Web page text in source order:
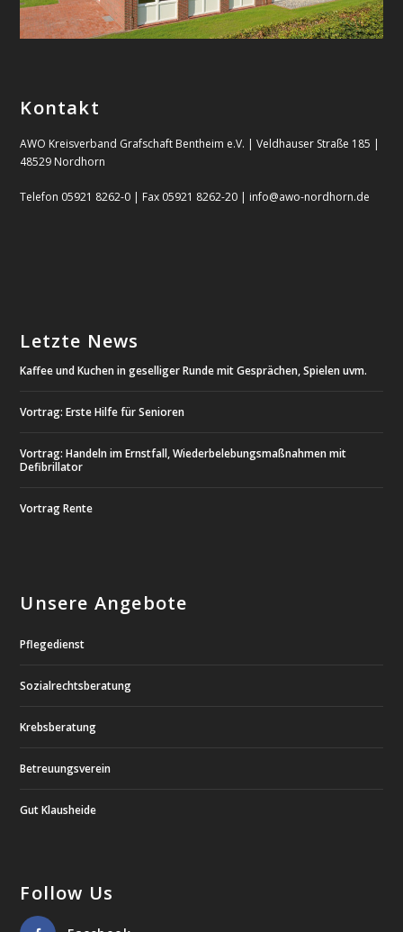
Kontakt
AWO Kreisverband Grafschaft Bentheim e.V. | Veldhauser Straße 185 |
48529 Nordhorn
Telefon 05921 8262-0 | Fax 05921 8262-20 | info@awo-nordhorn.de
Letzte News
Kaffee und Kuchen in geselliger Runde mit Gesprächen, Spielen uvm.
Vortrag: Erste Hilfe für Senioren
Vortrag: Handeln im Ernstfall, Wiederbelebungsmaßnahmen mit
Defibrillator
Vortrag Rente
Unsere Angebote
Pflegedienst
Sozialrechtsberatung
Krebsberatung
Betreuungsverein
Gut Klausheide
Follow Us